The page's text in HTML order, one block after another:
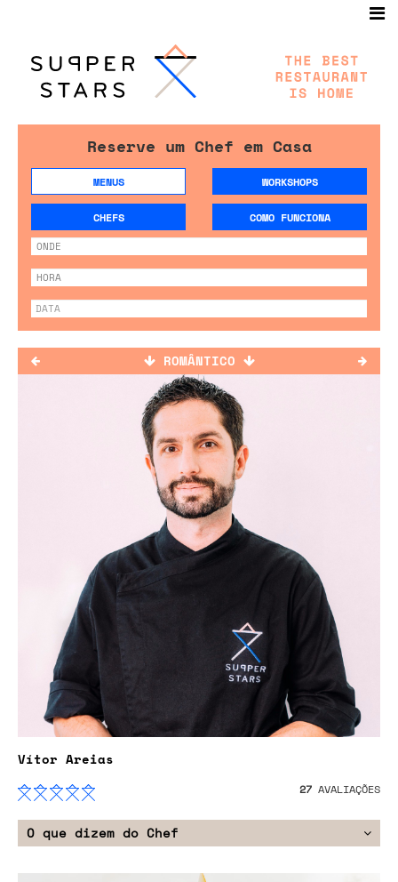
Reserve um Chef em Casa
MENUS WORKSHOPS
CHEFS COMO FUNCIONA
ROMÂNTICO
Vítor Areias
27 AVALIAÇÕES
O que dizem do Chef